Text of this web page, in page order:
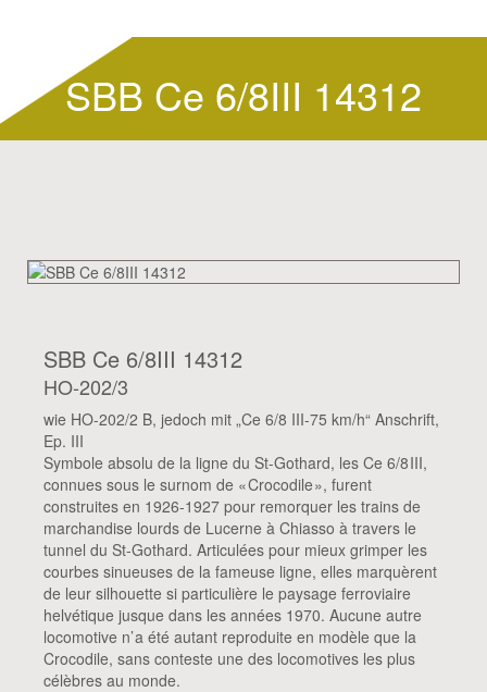
SBB Ce 6/8III 14312
SBB Ce 6/8III 14312
HO-202/3
wie HO-202/2 B, jedoch mit „Ce 6/8 III-75 km/h“ Anschrift,
Ep. III
Symbole absolu de la ligne du St-Gothard, les Ce 6/8 III,
connues sous le surnom de « Crocodile », furent
construites en 1926-1927 pour remorquer les trains de
marchandise lourds de Lucerne à Chiasso à travers le
tunnel du St-Gothard. Articulées pour mieux grimper les
courbes sinueuses de la fameuse ligne, elles marquèrent
de leur silhouette si particulière le paysage ferroviaire
helvétique jusque dans les années 1970. Aucune autre
locomotive n’ a été autant reproduite en modèle que la
Crocodile, sans conteste une des locomotives les plus
célèbres au monde.